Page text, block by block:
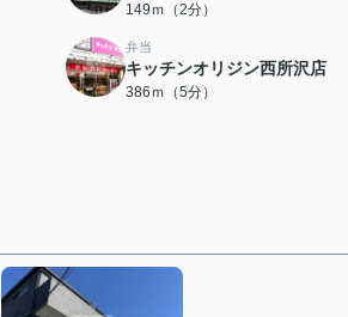
149ｍ（2分）
弁当
キッチンオリジン西所沢店
386ｍ（5分）